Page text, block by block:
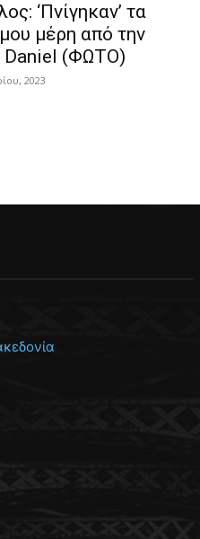
‘Πνίγηκαν’ τα
μέρη από την
Daniel (ΦΩΤΟ)
2023